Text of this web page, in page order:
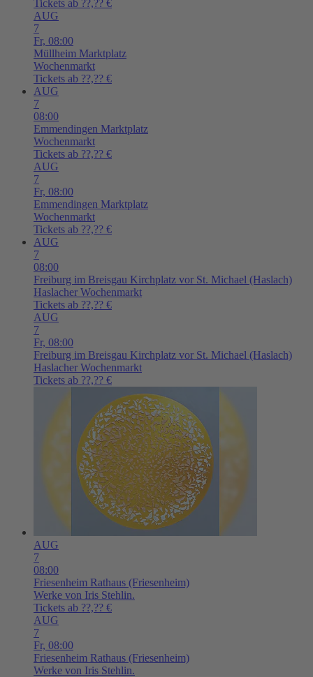
Tickets ab ??,?? €
AUG
7
Fr, 08:00
Müllheim Marktplatz
Wochenmarkt
Tickets ab ??,?? €
AUG
7
08:00
Emmendingen Marktplatz
Wochenmarkt
Tickets ab ??,?? €
AUG
7
Fr, 08:00
Emmendingen Marktplatz
Wochenmarkt
Tickets ab ??,?? €
AUG
7
08:00
Freiburg im Breisgau Kirchplatz vor St. Michael (Haslach)
Haslacher Wochenmarkt
Tickets ab ??,?? €
AUG
7
Fr, 08:00
Freiburg im Breisgau Kirchplatz vor St. Michael (Haslach)
Haslacher Wochenmarkt
Tickets ab ??,?? €
AUG
7
08:00
Friesenheim Rathaus (Friesenheim)
Werke von Iris Stehlin.
Tickets ab ??,?? €
AUG
7
Fr, 08:00
Friesenheim Rathaus (Friesenheim)
Werke von Iris Stehlin.